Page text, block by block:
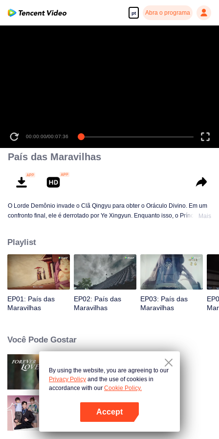
pt Abra o programa
Abra o programa
00:00:00/00:07:36
País das Maravilhas
O Lorde Demônio invade o Clã Qingyu para obter o Oráculo Divino. Em um
confronto final, ele é derrotado por Ye Xingyun. Enquanto isso, o Príncipe Qi
misteriosa, An Yun, aparece e se envolve na rivalidade entre o Lorde
Demônio e Ye Xingyun.
Mais
Playlist
EP01: País das
Maravilhas
EP02: País das
Maravilhas
EP03: País das
Maravilhas
Você Pode Gostar
Amor Eterno
Memórias com Você
By using the website, you are agreeing to our
Privacy Policy and the use of cookies in
accordance with our Cookie Policy.
Accept